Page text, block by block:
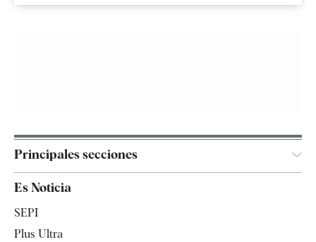
Principales secciones
España
Es Noticia
SEPI
Plus Ultra